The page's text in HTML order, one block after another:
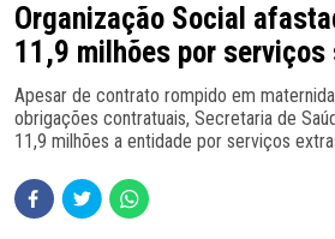
Organização Social
11,9 milhões por
Apesar de contrato rompido em
obrigações contratuais, Secretaria de
11,9 milhões a entidade por serviços